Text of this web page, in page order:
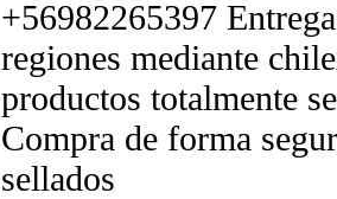
+56982265397
regiones mediante
productos totalmente
Compra de forma
sellados